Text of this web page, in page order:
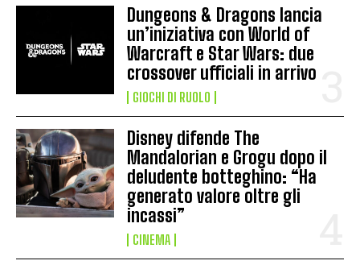
Dungeons & Dragons lancia
un’iniziativa con World of
Warcraft e Star Wars: due
crossover ufficiali in arrivo
GIOCHI DI RUOLO
Disney difende The
Mandalorian e Grogu dopo il
deludente botteghino: “Ha
generato valore oltre gli
incassi”
CINEMA